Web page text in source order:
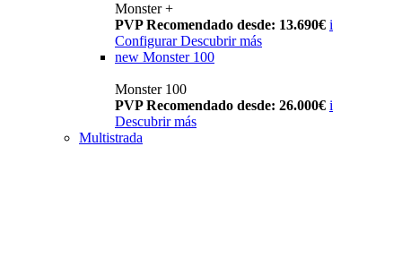
Monster +
PVP Recomendado desde: 13.690€ i
Configurar Descubrir más
new Monster 100
Monster 100
PVP Recomendado desde: 26.000€ i
Descubrir más
Multistrada